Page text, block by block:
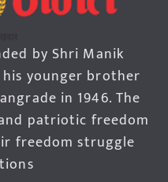
by Shri Manik
younger brother
in 1946. The
patriotic freedom
freedom struggle